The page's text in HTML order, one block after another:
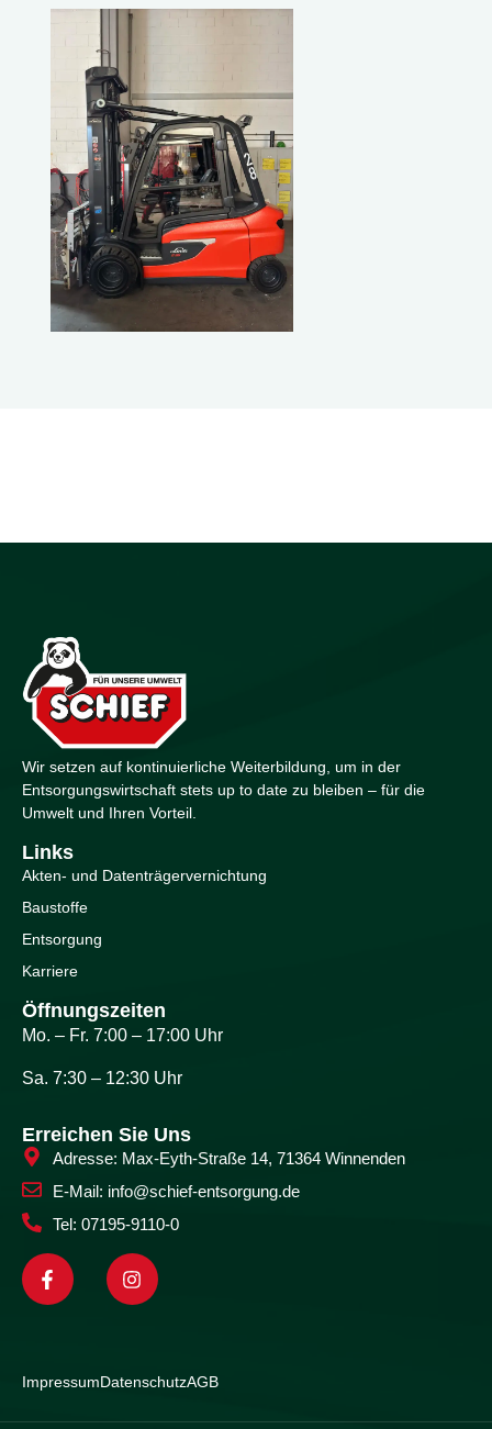
Wir setzen auf kontinuierliche Weiterbildung, um in der
Entsorgungswirtschaft stets up to date zu bleiben – für die
Umwelt und Ihren Vorteil.
Links
Akten- und Datenträgervernichtung
Baustoffe
Entsorgung
Karriere
Öffnungszeiten
Mo. – Fr. 7:00 – 17:00 Uhr
Sa. 7:30 – 12:30 Uhr
Erreichen Sie Uns
Adresse: Max-Eyth-Straße 14, 71364 Winnenden
E-Mail: info@schief-entsorgung.de
Tel: 07195-9110-0
ImpressumDatenschutzAGB